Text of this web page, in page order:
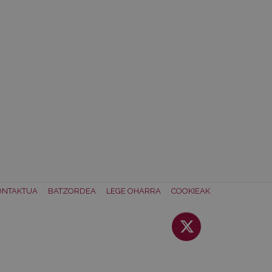
BATZORDEA LEGE OHARRA COOKIEAK